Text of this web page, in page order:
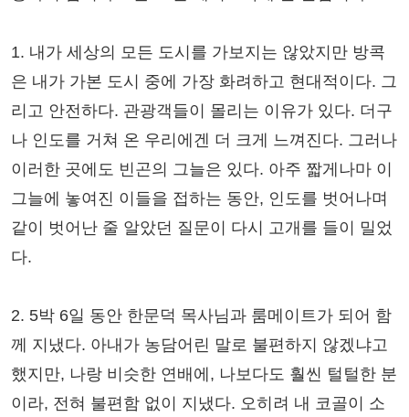
1. 내가 세상의 모든 도시를 가보지는 않았지만 방콕
은 내가 가본 도시 중에 가장 화려하고 현대적이다. 그
리고 안전하다. 관광객들이 몰리는 이유가 있다. 더구
나 인도를 거쳐 온 우리에겐 더 크게 느껴진다. 그러나
이러한 곳에도 빈곤의 그늘은 있다. 아주 짧게나마 이
그늘에 놓여진 이들을 접하는 동안, 인도를 벗어나며
같이 벗어난 줄 알았던 질문이 다시 고개를 들이 밀었
다.
2. 5박 6일 동안 한문덕 목사님과 룸메이트가 되어 함
께 지냈다. 아내가 농담어린 말로 불편하지 않겠냐고
했지만, 나랑 비슷한 연배에, 나보다도 훨씬 털털한 분
이라, 전혀 불편함 없이 지냈다. 오히려 내 코골이 소